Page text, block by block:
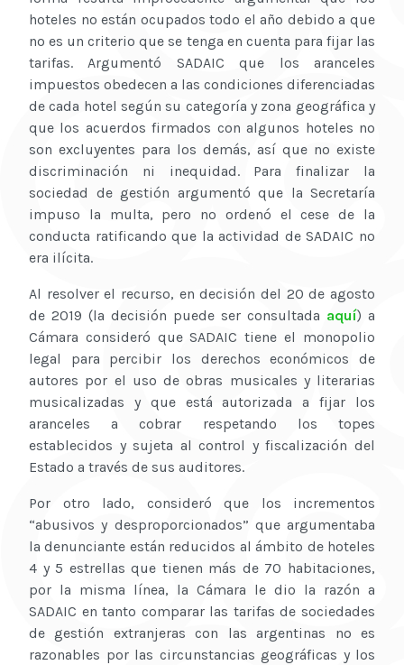
hoteles no están ocupados todo el año debido a que
no es un criterio que se tenga en cuenta para fijar las
tarifas. Argumentó SADAIC que los aranceles
impuestos obedecen a las condiciones diferenciadas
de cada hotel según su categoría y zona geográfica y
que los acuerdos firmados con algunos hoteles no
son excluyentes para los demás, así que no existe
discriminación ni inequidad. Para finalizar la
sociedad de gestión argumentó que la Secretaría
impuso la multa, pero no ordenó el cese de la
conducta ratificando que la actividad de SADAIC no
era ilícita.
Al resolver el recurso, en decisión del 20 de agosto
de 2019 (la decisión puede ser consultada aquí) a
Cámara consideró que SADAIC tiene el monopolio
legal para percibir los derechos económicos de
autores por el uso de obras musicales y literarias
musicalizadas y que está autorizada a fijar los
aranceles a cobrar respetando los topes
establecidos y sujeta al control y fiscalización del
Estado a través de sus auditores.
Por otro lado, consideró que los incrementos
“abusivos y desproporcionados” que argumentaba
la denunciante están reducidos al ámbito de hoteles
4 y 5 estrellas que tienen más de 70 habitaciones,
por la misma línea, la Cámara le dio la razón a
SADAIC en tanto comparar las tarifas de sociedades
de gestión extranjeras con las argentinas no es
razonables por las circunstancias geográficas y los